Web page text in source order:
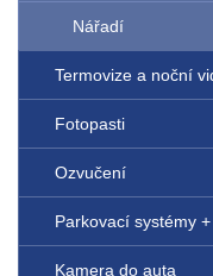
Nářadí
Termovize a noční
Fotopasti
Ozvučení
Parkovací systémy
Kamera do auta